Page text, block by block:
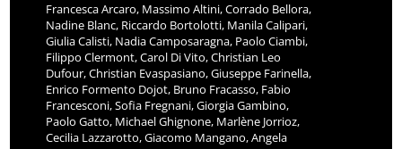
Francesca Arcaro, Massimo Altini, Corrado Bellora,
Nadine Blanc, Riccardo Bortolotti, Manila Calipari,
Giulia Calisti, Nadia Camposaragna, Paolo Ciambi,
Filippo Clermont, Carol Di Vito, Christian Leo
Dufour, Christian Evaspasiano, Giuseppe Farinella,
Enrico Formento Dojot, Bruno Fracasso, Fabio
Francesconi, Sofia Fregnani, Giorgia Gambino,
Paolo Gatto, Michael Ghignone, Marlène Jorrioz,
Cecilia Lazzarotto, Giacomo Mangano, Angela